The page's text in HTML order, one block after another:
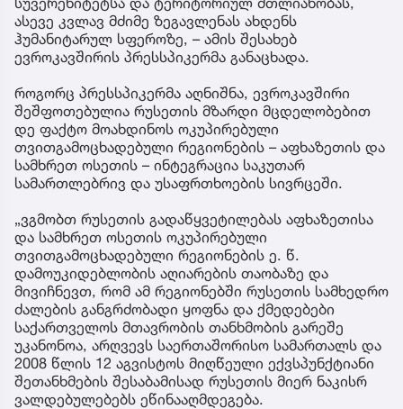
ასევე კვლავ მძიმე ზეგავლენას ახდენს
ჰუმანიტარულ სფეროზე, – ამის შესახებ
ევროკავშირის პრესსპიკერმა განაცხადა.
როგორც პრესსპიკერმა აღნიშნა, ევროკავშირი
შეშფოთებულია რუსეთის მზარდი მცდელობებით
დე ფაქტო მოახდინოს ოკუპირებული
თვითგამოცხადებული რეგიონების – აფხაზეთის და
სამხრეთ ოსეთის – ინტეგრაცია საკუთარ
სამართლებრივ და უსაფრთხოების სივრცეში.
„ვგმობთ რუსეთის გადაწყვეტილებას აფხაზეთისა
და სამხრეთ ოსეთის ოკუპირებული
თვითგამოცხადებული რეგიონების ე. წ.
დამოუკიდებლობის აღიარების თაობაზე და
მივიჩნევთ, რომ ამ რეგიონებში რუსეთის სამხედრო
ძალების განგრძობადი ყოფნა და ქმედებები
საქართველოს მთავრობის თანხმობის გარეშე
უკანონოა, არღვევს საერთაშორისო სამართალს და
2008 წლის 12 აგვისტოს მიღწეული ექვსპუნქტიანი
შეთანხმების შესაბამისად რუსეთის მიერ ნაკისრ
ვალდებულებებს ეწინააღმდეგება.